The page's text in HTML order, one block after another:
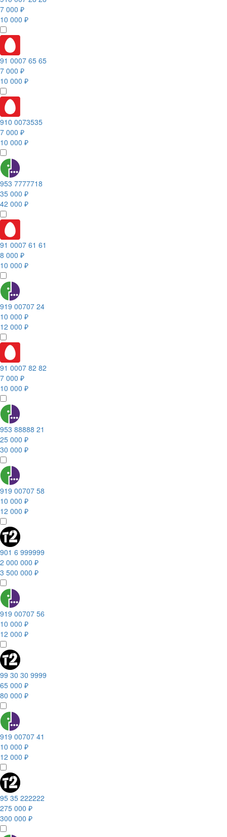
7 000 ₽
10 000 ₽
91 0007 65 65
7 000 ₽
10 000 ₽
910 0073535
7 000 ₽
10 000 ₽
953 7777718
35 000 ₽
42 000 ₽
91 0007 61 61
8 000 ₽
10 000 ₽
919 00707 24
10 000 ₽
12 000 ₽
91 0007 82 82
7 000 ₽
10 000 ₽
953 88888 21
25 000 ₽
30 000 ₽
919 00707 58
10 000 ₽
12 000 ₽
901 6 999999
2 000 000 ₽
3 500 000 ₽
919 00707 56
10 000 ₽
12 000 ₽
99 30 30 9999
65 000 ₽
80 000 ₽
919 00707 41
10 000 ₽
12 000 ₽
95 35 222222
275 000 ₽
300 000 ₽